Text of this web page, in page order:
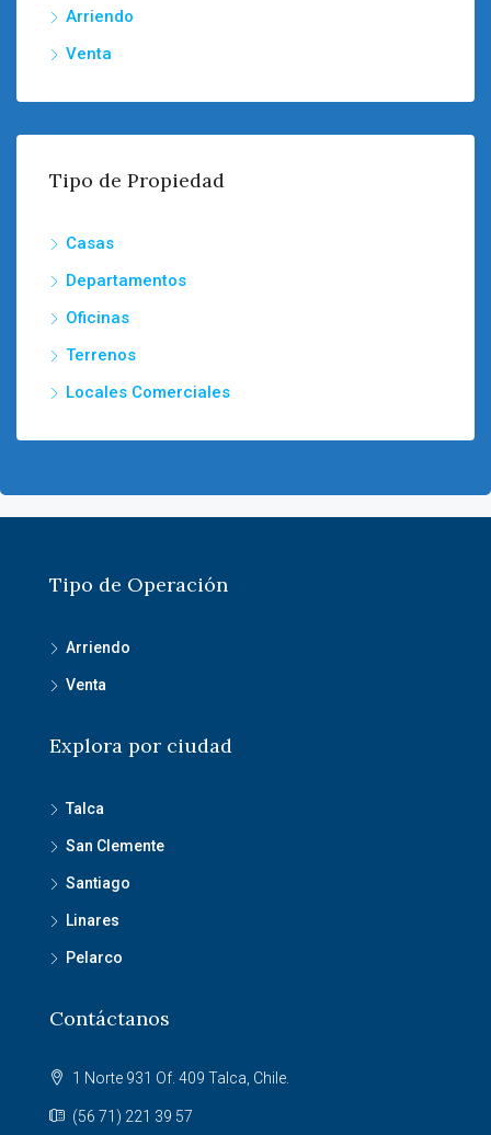
Arriendo
Venta
Tipo de Propiedad
Casas
Departamentos
Oficinas
Terrenos
Locales Comerciales
Tipo de Operación
Arriendo
Venta
Explora por ciudad
Talca
San Clemente
Santiago
Linares
Pelarco
Contáctanos
1 Norte 931 Of. 409 Talca, Chile.
(56 71) 221 39 57